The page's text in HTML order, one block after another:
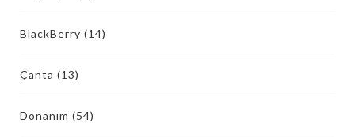
BlackBerry (14)
Çanta (13)
Donanım (54)